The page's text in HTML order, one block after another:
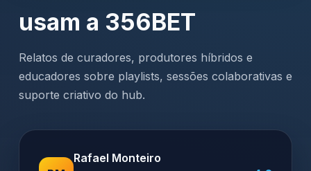
usam a 356BET
Relatos de curadores, produtores híbridos e
educadores sobre playlists, sessões colaborativas e
suporte criativo do hub.
Rafael Monteiro